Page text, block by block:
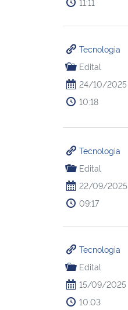
Tecnologia
Edital
24/10/2025
10:18
Tecnologia
Edital
22/09/2025
09:17
Tecnologia
Edital
15/09/2025
10:03